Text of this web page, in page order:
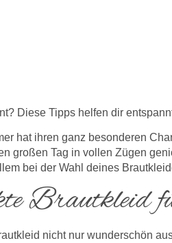
Diese Tipps helfen dir
hat ihren ganz besonderen
großen Tag in vollen Zügen
bei der Wahl deines
Brautkleid
nicht nur wunderschön